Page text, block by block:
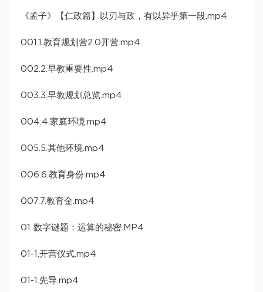
《孟子》【仁政篇】以刃与政，有以异乎第一段.mp4
001.1.教育规划营2.0开营.mp4
002.2.早教重要性.mp4
003.3.早教规划总览.mp4
004.4.家庭环境.mp4
005.5.其他环境.mp4
006.6.教育身份.mp4
007.7.教育金.mp4
01 数字谜题：运算的秘密.MP4
01-1.开营仪式.mp4
01-1.先导.mp4